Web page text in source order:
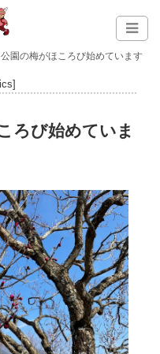
園の梅がほころび始めています
ろび始めていま